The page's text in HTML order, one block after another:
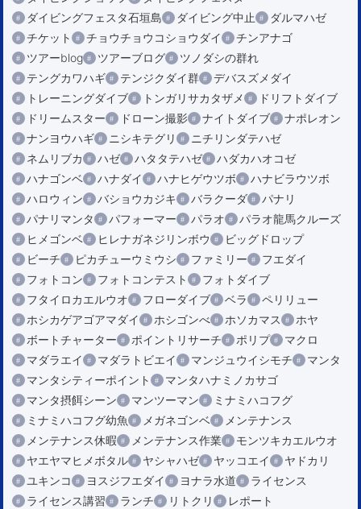
ダイビングフェスタ石垣島
ダイビング中止
ダルマハゼ
チケット
チョウチョウコショウダイ
チンアナゴ
ツアーblog
ツアーブログ
ツノダシの群れ
テングカワハギ
テンジクダイ群
デバスズメダイ
トレーニングダイブ
トンガリサカタザメ
ドリフトダイブ
ドリームスター
ドローン撮影 ナイトダイブ
ナポレオン
ナンヨウハギ
ニシキテグリ
ニチリンダテハゼ
ネムリブカ
ハゼ ハタタテハゼ
ハダカハオコゼ
ハナゴンベ
ハナダイ ハナヒゲウツボ
ハナビラウツボ
ハロウィン
バショウカジキ バラクーダ
パナリ
パナリマンタ
パフォーマー パラオ
パラオ龍馬クルーズ
ヒメゴンベ
ヒレナガネジリンボウ
ビッグドロップ
ビーチ
ピカチューウミウシ ファミリー
フエダイ
フォトコン
フォトコンテスト
フォトダイブ
フタイロカエルウオ
フローダイブ ベラ
ペリリュー
ホシカゲアゴアマダイ
ホシゴンべ ホソカマス
ホヤ
ボートチャーター
ポイントリサーチ ポリプ
マクロ
マダラエイ
マダラトビエイ マンジュウイシモチ
マンタ
マンタシティーポイント
マンタハナミノカサゴ
マンタ摂餌シーン
マンツーマン
ミナミハコフグ
ミナミハコフグ幼魚
メガネゴンベ
メンテナンス
メンテナンス休暇
メンテナンス作業
モンツキカエルウオ
ヤエヤマヒメボタル
ヤシャハゼ ヤッコエイ
ヤドカリ
ユキンコ
ヨスジフエダイ ヨナラ水道
ライセンス
ライセンス講習
ランチ リトクリ
レポート